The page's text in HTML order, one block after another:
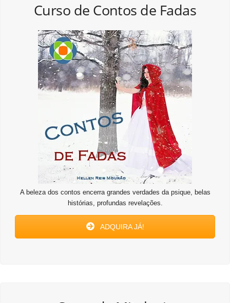
Curso de Contos de Fadas
A beleza dos contos encerra grandes verdades da psique, belas
histórias, profundas revelações.
ADQUIRA JÁ!